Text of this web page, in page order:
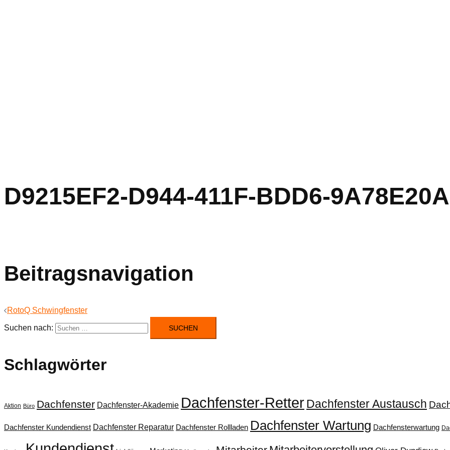
D9215EF2-D944-411F-BDD6-
Beitragsnavigation
RotoQ Schwingfenster
Suchen nach:
Schlagwörter
Aktion Büro Dachfenster Dachfenster-Akademie Dachfenster-RetterDachfenster Austausch
Dachfenster Kundendienst Dachfenster Reparatur Dachfenster Rollladen Dachfenster Wartung Dachfensterwartung